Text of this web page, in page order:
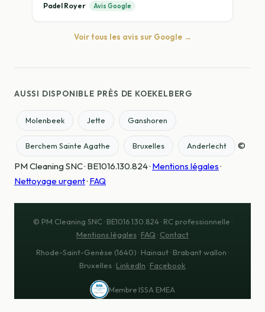
Padel Royer Avis Google
Voir tous les avis sur Google →
AUSSI DISPONIBLE PRÈS DE KOEKELBERG
Molenbeek Jette Ganshoren
Berchem Sainte Agathe Bruxelles Anderlecht
©
PM Cleaning SNC · BE1016.130.824 · Mentions légales·
Nettoyage urgent· FAQ
© PM Cleaning SNC · BE1016.130.824 · RC professionnelle ·
Mentions légales· FAQ · Contact
Rhode-Saint-Genèse (1640) · Hainaut · Brabant wallon ·
Bruxelles · LinkedIn · Facebook
Membre ISSA EMEA